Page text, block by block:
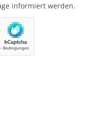
informiert werden.